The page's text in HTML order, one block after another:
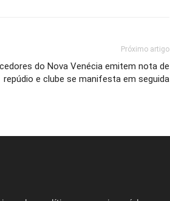
Próximo artigo
do Nova Venécia emitem nota de
repúdio e clube se manifesta em seguida